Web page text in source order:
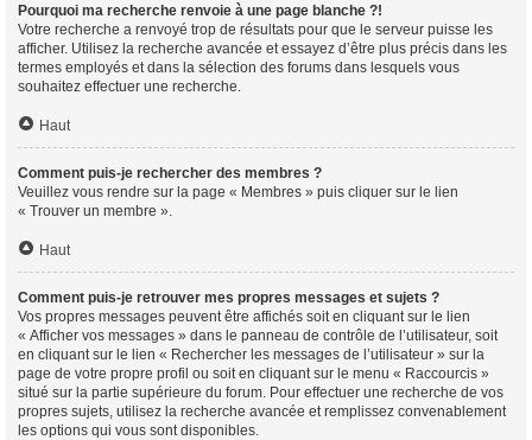
Pourquoi ma recherche renvoie à une page blanche ?!
Votre recherche a renvoyé trop de résultats pour que le serveur puisse les
afficher. Utilisez la recherche avancée et essayez d’être plus précis dans les
termes employés et dans la sélection des forums dans lesquels vous
souhaitez effectuer une recherche.
Haut
Comment puis-je rechercher des membres ?
Veuillez vous rendre sur la page « Membres » puis cliquer sur le lien
« Trouver un membre ».
Haut
Comment puis-je retrouver mes propres messages et sujets ?
Vos propres messages peuvent être affichés soit en cliquant sur le lien
« Afficher vos messages » dans le panneau de contrôle de l’utilisateur, soit
en cliquant sur le lien « Rechercher les messages de l’utilisateur » sur la
page de votre propre profil ou soit en cliquant sur le menu « Raccourcis »
situé sur la partie supérieure du forum. Pour effectuer une recherche de vos
propres sujets, utilisez la recherche avancée et remplissez convenablement
les options qui vous sont disponibles.